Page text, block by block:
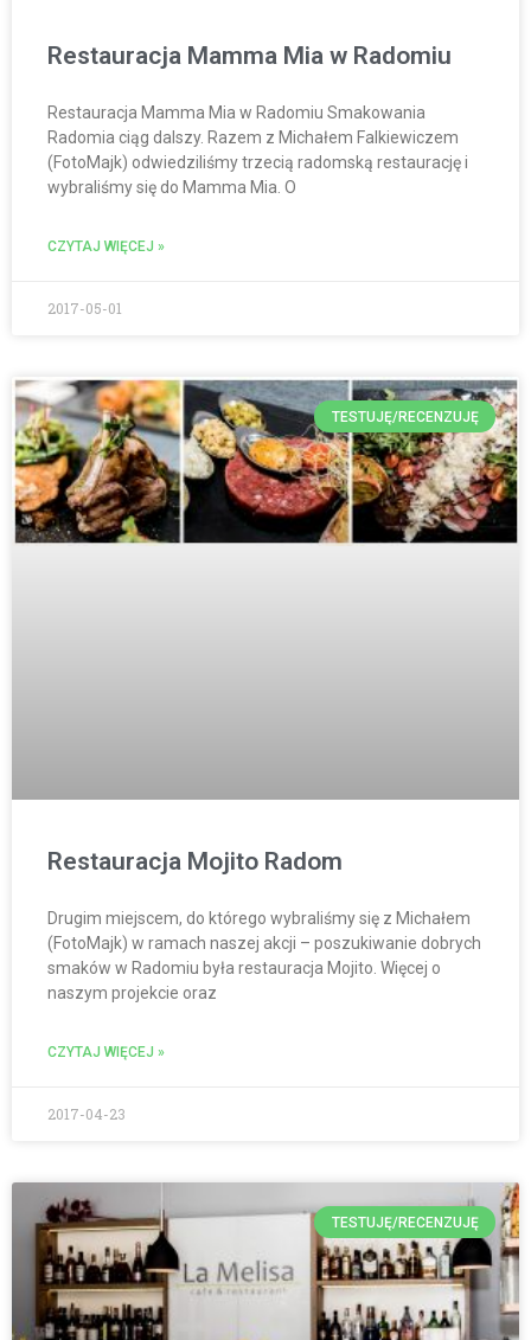
Restauracja Mamma Mia w Radomiu
Restauracja Mamma Mia w Radomiu Smakowania
Radomia ciąg dalszy. Razem z Michałem Falkiewiczem
(FotoMajk) odwiedziliśmy trzecią radomską restaurację i
wybraliśmy się do Mamma Mia. O
CZYTAJ WIĘCEJ »
2017-05-01
TESTUJĘ/RECENZUJĘ
Restauracja Mojito Radom
Drugim miejscem, do którego wybraliśmy się z Michałem
(FotoMajk) w ramach naszej akcji – poszukiwanie dobrych
smaków w Radomiu była restauracja Mojito. Więcej o
naszym projekcie oraz
CZYTAJ WIĘCEJ »
2017-04-23
TESTUJĘ/RECENZUJĘ